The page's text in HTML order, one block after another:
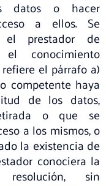
datos o hacer
a ellos. Se
el prestador de
conocimiento
el párrafo a)
competente haya
de los datos,
o que se
a los mismos, o
la existencia de
conociera la
resolución, sin